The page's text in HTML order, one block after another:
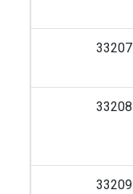
33207
33208
33209